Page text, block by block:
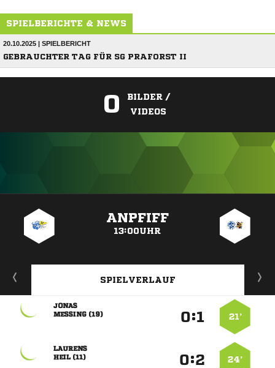
SPIELBERICHTE & NEWS
20.10.2025 | SPIELBERICHT
GEBRAUCHTER TAG FÜR SG PRAFORST II
0
BILDER /
VIDEOS
ANPFIFF
13:00UHR
SPIELVERLAUF
21’
:

 
24’
:

 